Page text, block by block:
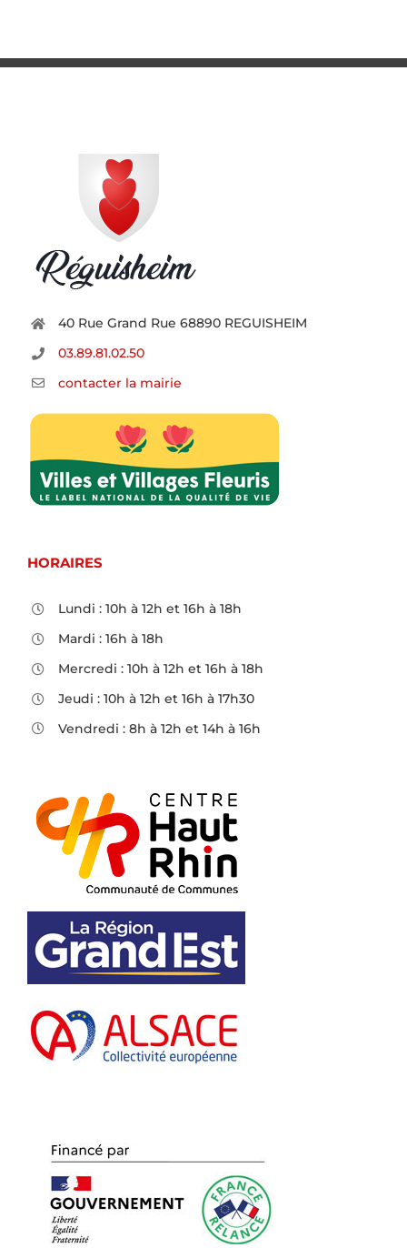
40 Rue Grand Rue 68890 REGUISHEIM
03.89.81.02.50
contacter la mairie
HORAIRES
Lundi : 10h à 12h et 16h à 18h
Mardi : 16h à 18h
Mercredi : 10h à 12h et 16h à 18h
Jeudi : 10h à 12h et 16h à 17h30
Vendredi : 8h à 12h et 14h à 16h